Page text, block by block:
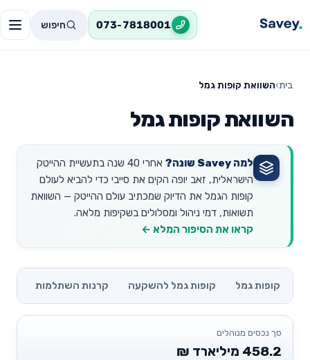
073-7818001 חיפוש
בית›השוואת קופות גמל
השוואת קופות גמל
למה Savey שונה?
אחרי 40 שנה בתעשיית ההייטק
הישראלית, זאב יופה הקים את סייבי כדי להביא לעולם
קופות הגמל את הדיוק שמכתיב עולם ההייטק — השוואת
תשואות, דמי ניהול ומסלולים בשקיפות מלאה.
קראו את הסיפור המלא ←
קופות גמל קופות גמל להשקעה קרנות השתלמות
סך נכסים מנוהלים
458.2 מיליארד ₪